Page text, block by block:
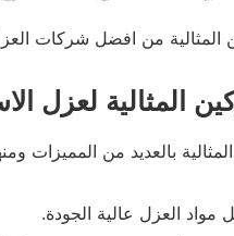
من افضل شركات
المثالية لعزل
بالعديد من المميزات
العزل عالية الجودة.